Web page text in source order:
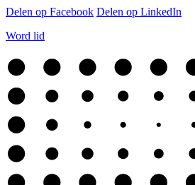
Delen op Facebook Delen op LinkedIn
Word lid